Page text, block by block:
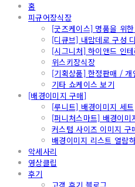
홈
피규어장식장
[굿즈케이스] 명품을 위
[디큐브] 내맘데로 구성
[시그니처] 하이앤드 인
위스키장식장
[기획상품] 한정판매 / 개
기타 쇼케이스 보기
[배경이미지 구매]
[루니트] 배경이미지 세트
[퍼니처스마트] 배경이미
커스텀 사이즈 이미지 구
배경이미지 리스트 열람
악세사리
영상클립
후기